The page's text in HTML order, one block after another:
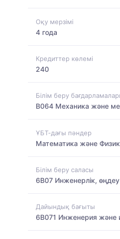
Оқу мерзімі
4 года
Кредиттер көлемі
240
Білім беру
B064 Механика және
ҰБТ-дағы пәндер
Математика және
Білім беру саласы
6B07 Инженерлік,
Дайындық бағыты
6B071 Инженерия және